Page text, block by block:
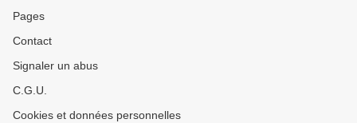
Pages
Contact
Signaler un abus
C.G.U.
Cookies et données personnelles